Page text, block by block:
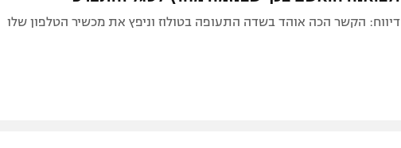
דיווח: הקשר הכה אוהד בשדה התעופה בטולוז וניפץ את מכשיר הטלפון שלו